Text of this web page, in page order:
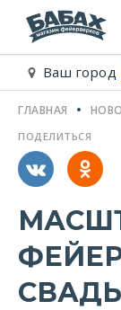
Ваш город
ГЛАВНАЯ
ПОДЕЛИТЬСЯ